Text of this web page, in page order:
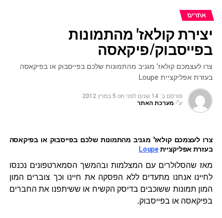
אתרים
יצירת קולאז' מהתמונות
בפייסבוק/פיקאסה
צרו לעצמכם קולאז' מגניב מהתמונות שלכם בפייסבוק או בפיקאסה
בעזרת אפליקציית Loupe
פורסם ב: 14 שנים לפני on 5 במרץ 2012
ע"י מערכת האתר
צרו לעצמכם קולאז' מגניב מהתמונות שלכם בפייסבוק או בפיקאסה
בעזרת אפליקצייתLoupe
מאז שהסלולרים עם המצלמות ובהמשך הסמארטפונים נכנסו
לחיינו אנחנו מתעדים ללא הפסקה את חיינו וכך צוברים המון
המון תמונות ששוכבים בדיסק הקשיח או ששיתפנו את החברים
בפיקאסה או בפייסבוק.